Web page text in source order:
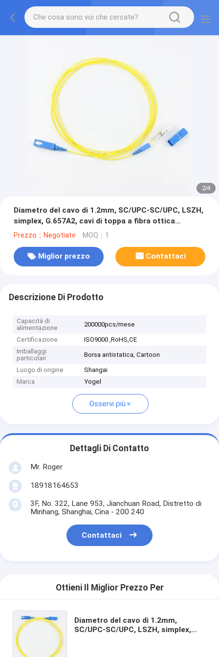
2/4
Diametro del cavo di 1.2mm, SC/UPC-SC/UPC, LSZH,
simplex, G.657A2, cavi di toppa a fibra ottica
dell'interno di rendimento elevato dei 3 tester
Prezzo：Negotiate MOQ：1
Miglior prezzo Contattaci
Descrizione Di Prodotto
Capacità di
alimentazione
200000pcs/mese
Certificazione
ISO9000 ,RoHS,CE
Imballaggi
particolari
Borsa antistatica, Cartoon
Luogo di origine
Shangai
Marca
Yogel
Osservi più
Dettagli Di Contatto
Mr. Roger
18918164653
3F, No. 322, Lane 953, Jianchuan Road, Distretto di
Minhang, Shanghai, Cina - 200 240
Contattaci
Ottieni Il Miglior Prezzo Per
Diametro del cavo di 1.2mm,
SC/UPC-SC/UPC, LSZH, simplex,